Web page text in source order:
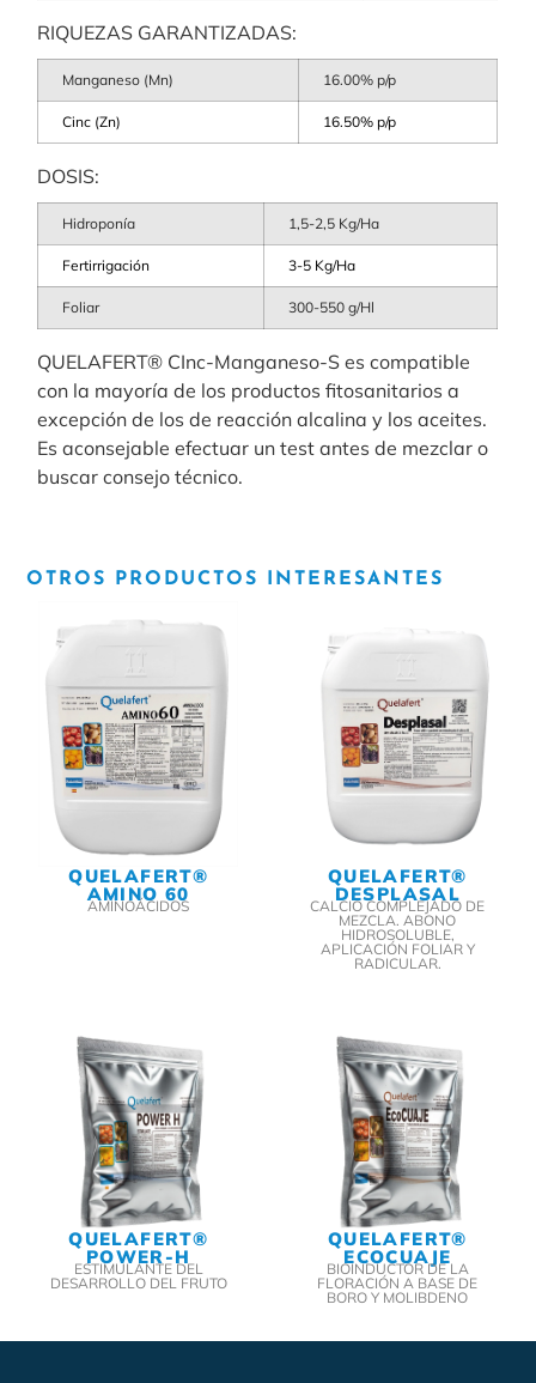
RIQUEZAS GARANTIZADAS:
Manganeso (Mn) 16.00% p/p
Cinc (Zn) 16.50% p/p
DOSIS:
Hidroponía 1,5-2,5 Kg/Ha
Fertirrigación 3-5 Kg/Ha
Foliar 300-550 g/Hl
QUELAFERT® CInc-Manganeso-S es compatible
con la mayoría de los productos fitosanitarios a
excepción de los de reacción alcalina y los aceites.
Es aconsejable efectuar un test antes de mezclar o
buscar consejo técnico.
OTROS PRODUCTOS INTERESANTES
QUELAFERT®
AMINO 60
AMINOÁCIDOS
QUELAFERT®
DESPLASAL
CALCIO COMPLEJADO DE
MEZCLA. ABONO
HIDROSOLUBLE,
APLICACIÓN FOLIAR Y
RADICULAR.
QUELAFERT®
POWER-H
ESTIMULANTE DEL
DESARROLLO DEL FRUTO
QUELAFERT®
ECOCUAJE
BIOINDUCTOR DE LA
FLORACIÓN A BASE DE
BORO Y MOLIBDENO